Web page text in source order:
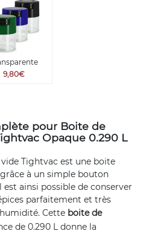
9,80€
pour Boite de
Opaque 0.290 L
vide Tightvac est une boite
à un simple bouton
est ainsi possible de conserver
parfaitement et très
Cette boite de
de 0.290 L donne la